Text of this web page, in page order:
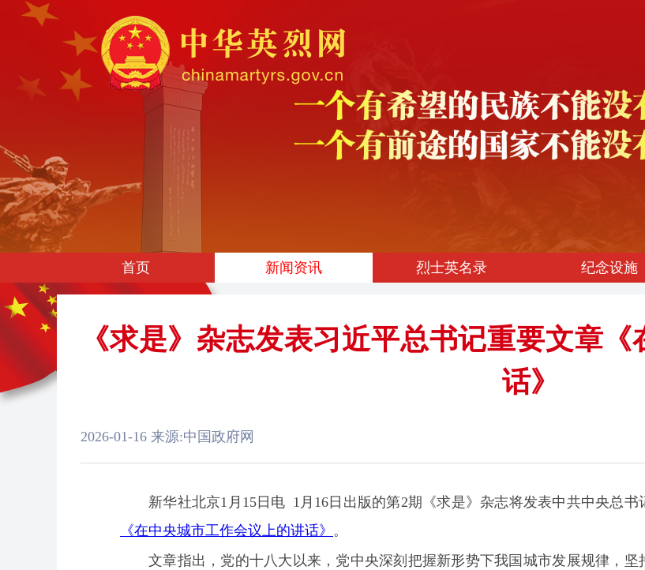
首页 新闻资讯 烈士英名录 纪念设施
《求是》杂志发表习近平总书记重要文章
话》
2026-01-16 来源:中国政府网
新华社北京1月15日电 1月16日出版的第2期《求是》杂志将发表中共中央总
《在中央城市工作会议上的讲话》 。
文章指出，党的十八大以来，党中央深刻把握新形势下我国城市发展规律，